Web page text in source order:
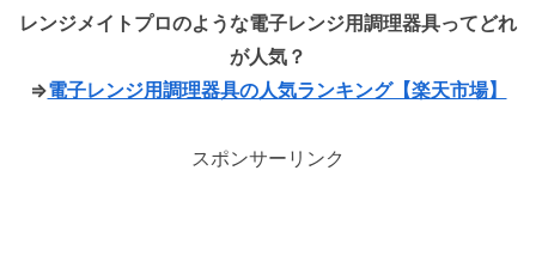
レンジメイトプロのような電子レンジ用調理器具ってどれ
が人気？
⇒電子レンジ用調理器具の人気ランキング【楽天市場】
スポンサーリンク